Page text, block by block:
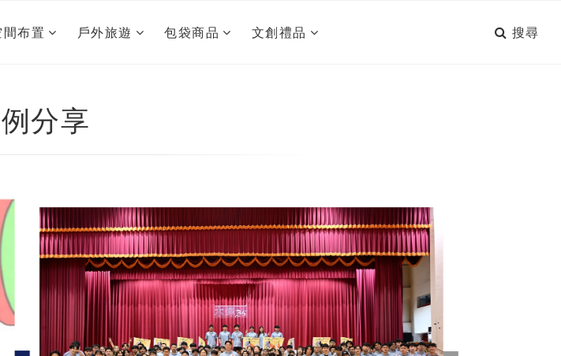
間布置 戶外旅遊 包袋商品 文創禮品 搜尋
分享